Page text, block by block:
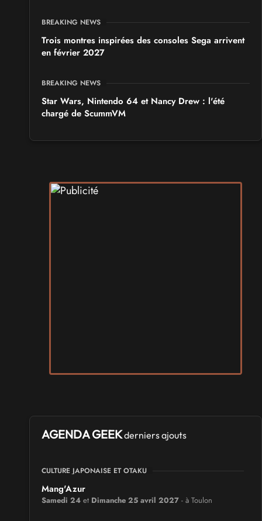
BREAKING NEWS
Trois montres inspirées des consoles Sega arrivent
en février 2027
BREAKING NEWS
Star Wars, Nintendo 64 et Nancy Drew : l'été
chargé de ScummVM
AGENDA GEEKderniers ajouts
CULTURE JAPONAISE ET OTAKU
Mang'Azur
Samedi 24 et Dimanche 25 avril 2027 - à Toulon